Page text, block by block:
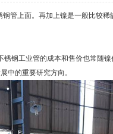
上面。再加上镍是一般比较稀
工业管的成本和售价也常随镍
中的重要研究方向。